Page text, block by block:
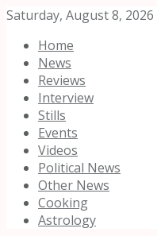
Saturday, August 8, 2026
Home
News
Reviews
Interview
Stills
Events
Videos
Political News
Other News
Cooking
Astrology